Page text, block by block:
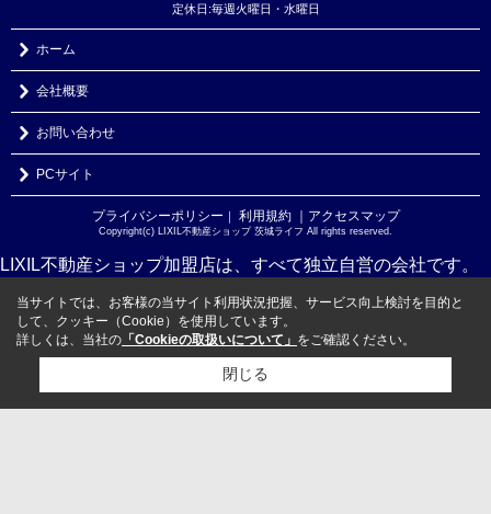
定休日:毎週火曜日・水曜日
ホーム
会社概要
お問い合わせ
PCサイト
プライバシーポリシー ｜ 利用規約 ｜アクセスマップ
Copyright(c) LIXIL不動産ショップ 茨城ライフ All rights reserved.
LIXIL不動産ショップ加盟店は、すべて独立自営の会社です。
当サイトでは、お客様の当サイト利用状況把握、サービス向上検討を目的と
して、クッキー（Cookie）を使用しています。
詳しくは、当社の 「Cookieの取扱いについて」 をご確認ください。
閉じる